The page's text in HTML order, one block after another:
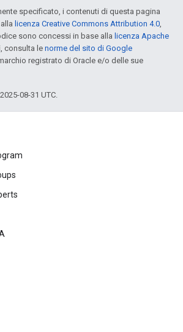
specificato, i contenuti di questa pagina
licenza Creative Commons Attribution 4.0,
sono concessi in base alla licenza Apache
consulta lenorme del sito di Google
registrato di Oracle e/o delle sue
08-31 UTC.